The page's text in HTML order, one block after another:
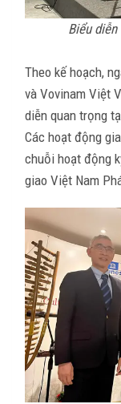
Biểu
Theo kế hoạch,
và Vovinam Việt
diễn quan trọng
Các hoạt động
chuỗi hoạt động
giao Việt Nam